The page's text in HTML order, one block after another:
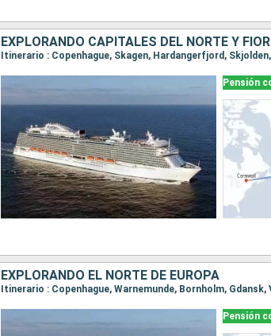
EXPLORANDO CAPITALES DEL NORTE Y
Pensión
EXPLORANDO EL NORTE DE EUROPA
Pensión